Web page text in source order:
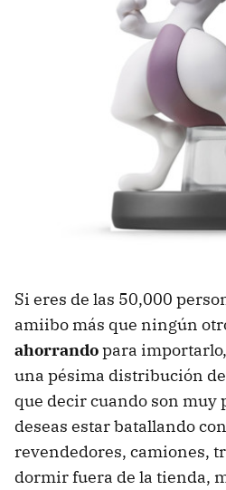
Si eres de las 50,000
amiibo más que ningún
ahorrandopara
una pésima distribución
que decir cuando son muy
deseas estar batallando
revendedores, camiones,
dormir fuera de la tienda,